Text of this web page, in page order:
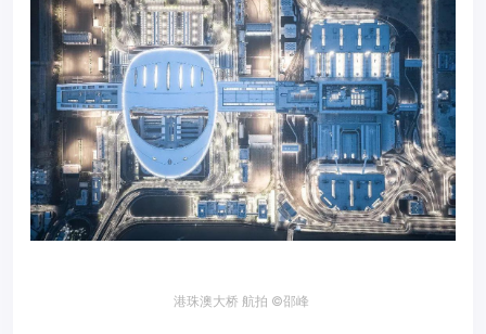
港珠澳大桥 航拍 ©邵峰